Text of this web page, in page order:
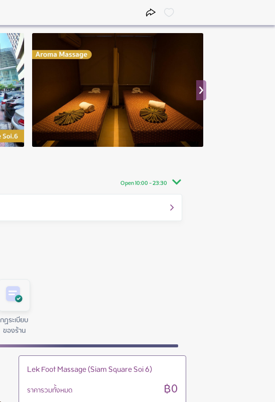
Open 10:00 - 23:30
10:00 - 23:30
10:00 - 23:30
กฏระเบียบ
ของร้าน
Lek Foot Massage (Siam Square Soi 6)
ราคารวมทั้งหมด ฿0